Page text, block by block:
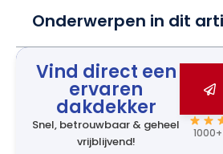
Onderwerpen in dit
Vind direct een
ervaren
dakdekker
Snel, betrouwbaar & geheel
vrijblijvend!